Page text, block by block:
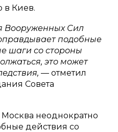
в Киев.
Вооруженных Сил
подобные
шаги со стороны
это может
— отметил
Совета
неоднократно
действия со